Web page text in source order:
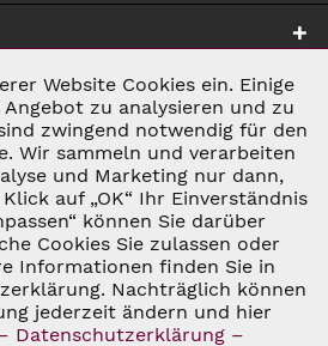
GESETZL. UMSATZSTEUER ZZGL.
NACHNAHMEGEBÜHREN, WENN NICHT
BESCHRIEBEN
- ALL RIGHTS RESERVED. THEME BY
Aktiv
Inaktiv
Inaktiv
Inaktiv
Website Cookies ein. Einige
zu analysieren und zu
zwingend notwendig für den
Wir sammeln und verarbeiten
und Marketing nur dann,
auf „OK“ Ihr Einverständnis
können Sie darüber
Cookies Sie zulassen oder
Informationen finden Sie in
Nachträglich können
jederzeit ändern und hier
Datenschutzerklärung –